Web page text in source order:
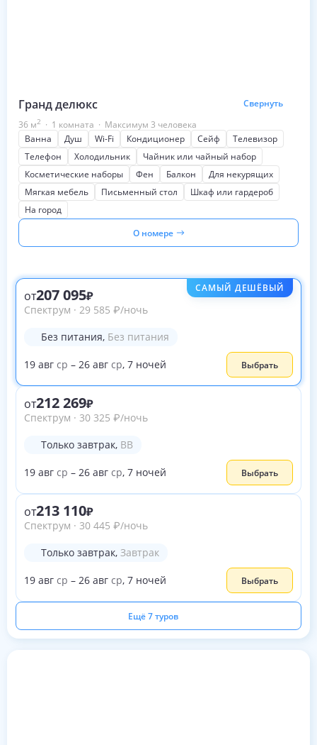
Гранд делюкс
Свернуть
36 м2 · 1 комната · Максимум 3 человека
Ванна
Душ Wi-Fi Кондиционер Сейф
Телевизор
Телефон
Холодильник
Чайник или чайный набор
Косметические наборы
Фен Балкон
Для некурящих
Мягкая мебель
Письменный стол
Шкаф или гардероб
На город
О номере
САМЫЙ ДЕШЁВЫЙ
от207 095
Спектрум · 29 585 ₽/ночь
Без питания, Без питания
19 авг ср – 26 авг ср, 7 ночей Выбрать
от212 269
Спектрум · 30 325 ₽/ночь
Только завтрак, BB
19 авг ср – 26 авг ср, 7 ночей Выбрать
от213 110
Спектрум · 30 445 ₽/ночь
Только завтрак, Завтрак
19 авг ср – 26 авг ср, 7 ночей Выбрать
Ещё 7 туров